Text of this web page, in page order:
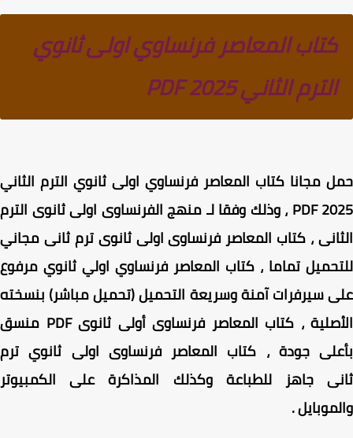
كتاب المعاصر فرنساوي اولى ثانوي
الترم الثاني PDF 2025
مجانا كتاب المعاصر فرنساوي اولى ثانوي الترم الثاني
PDF 2025 ، وذلك وفقا لـ منهج الفرنساوى اولى ثانوى الترم
، كتاب المعاصر فرنساوى اولى ثانوى ترم ثانى مجاني
تماما ، كتاب المعاصر فرنساوي اولي ثانوي مرفوع
سيرفرات آمنة وسريعة التحميل (تحميل مباشر) بنسخته
الأصلية ، كتاب المعاصر فرنساوى أولى ثانوى PDF منسق
جودة ، كتاب المعاصر فرنساوى اولى ثانوي ترم
جاهز للطباعة وكذلك المذاكرة على الكمبيوتر
.